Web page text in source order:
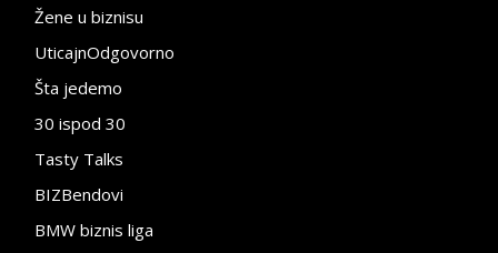
Žene u biznisu
UticajnOdgovorno
Šta jedemo
30 ispod 30
Tasty Talks
BIZBendovi
BMW biznis liga